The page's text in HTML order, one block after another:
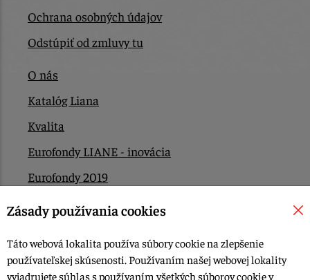
Ochrana osobných údajov
Odstúpiť od zmluvy tu
O nás
Katalóg Liana
Kvalita
Eurofondy LIANE - inovácia
Eurofondy 2019
Eurofondy 2022/2023
Kontakt
Zásady používania cookies
Táto webová lokalita používa súbory cookie na zlepšenie
používateľskej skúsenosti. Používaním našej webovej lokality
vyjadrujete súhlas s používaním všetkých súborov cookie v